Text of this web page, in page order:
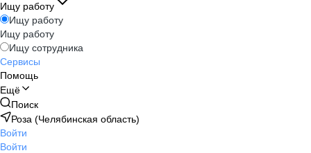
Ищу работу
Ищу работу
Ищу работу
Ищу сотрудника
Сервисы
Помощь
Ещё
Поиск
Роза (Челябинская область)
Войти
Войти